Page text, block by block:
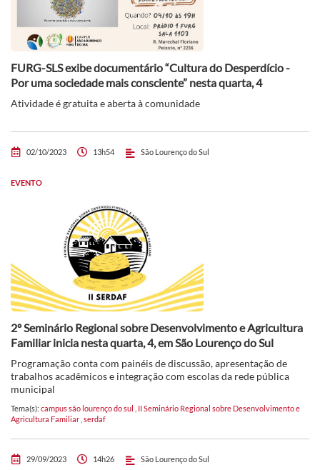
FURG-SLS exibe documentário “Cultura do Desperdício -
Por uma sociedade mais consciente” nesta quarta, 4
Atividade é gratuita e aberta à comunidade
02/10/2023 13h54 São Lourenço do Sul
EVENTO
2º Seminário Regional sobre Desenvolvimento e Agricultura
Familiar inicia nesta quarta, 4, em São Lourenço do Sul
Programação conta com painéis de discussão, apresentação de
trabalhos acadêmicos e integração com escolas da rede pública
municipal
Tema(s): campus são lourenço do sul
II Seminário Regional sobre Desenvolvimento e
Agricultura Familiar serdaf
29/09/2023 14h26 São Lourenço do Sul